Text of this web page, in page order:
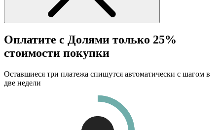
Оплатите с Долями только 25%
стоимости покупки
Оставшиеся три платежа спишутся автоматически с шагом в
две недели